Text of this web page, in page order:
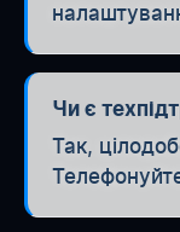
Чи є
Так,